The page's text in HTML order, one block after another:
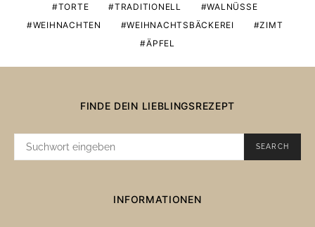
TORTE
TRADITIONELL
WALNÜSSE
WEIHNACHTEN
WEIHNACHTSBÄCKEREI
ZIMT
ÄPFEL
FINDE DEIN LIEBLINGSREZEPT
SUCHE
SEARCH
INFORMATIONEN